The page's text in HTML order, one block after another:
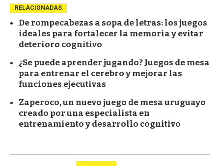
RELACIONADAS
De rompecabezas a sopa de letras: los juegos
ideales para fortalecer la memoria y evitar
deterioro cognitivo
¿Se puede aprender jugando? Juegos de mesa
para entrenar el cerebro y mejorar las
funciones ejecutivas
Zaperoco, un nuevo juego de mesa uruguayo
creado por una especialista en
entrenamiento y desarrollo cognitivo